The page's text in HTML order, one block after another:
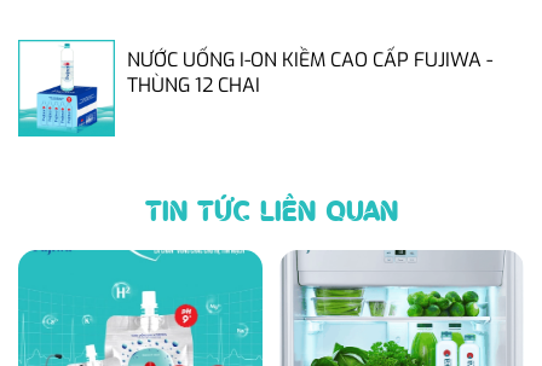
NƯỚC UỐNG I-ON KIỀM CAO CẤP FUJIWA -
THÙNG 12 CHAI
TIN TỨC LIÊN QUAN